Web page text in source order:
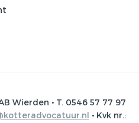
Wierden • T. 0546 57 77 97
• Kvk nr.: